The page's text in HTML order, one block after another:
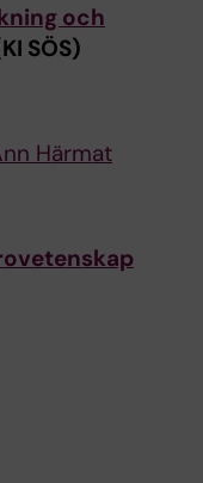
och
SÖS)
Härmat